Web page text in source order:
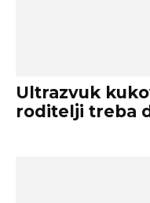
Ultrazvuk
roditelji treba